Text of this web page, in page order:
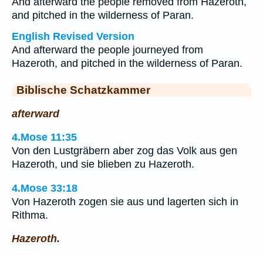
and pitched in the wilderness of Paran.
English Revised Version
And afterward the people journeyed from
Hazeroth, and pitched in the wilderness of Paran.
Biblische Schatzkammer
afterward
4.Mose 11:35
Von den Lustgräbern aber zog das Volk aus gen
Hazeroth, und sie blieben zu Hazeroth.
4.Mose 33:18
Von Hazeroth zogen sie aus und lagerten sich in
Rithma.
Hazeroth.